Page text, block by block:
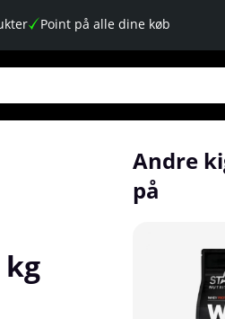
Point på alle dine køb
kg
Andre
på